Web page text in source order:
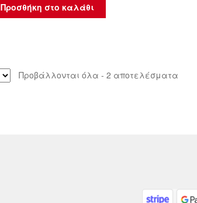
Προσθήκη στο καλάθι
Προβάλλονται όλα - 2 αποτελέσματαSorted